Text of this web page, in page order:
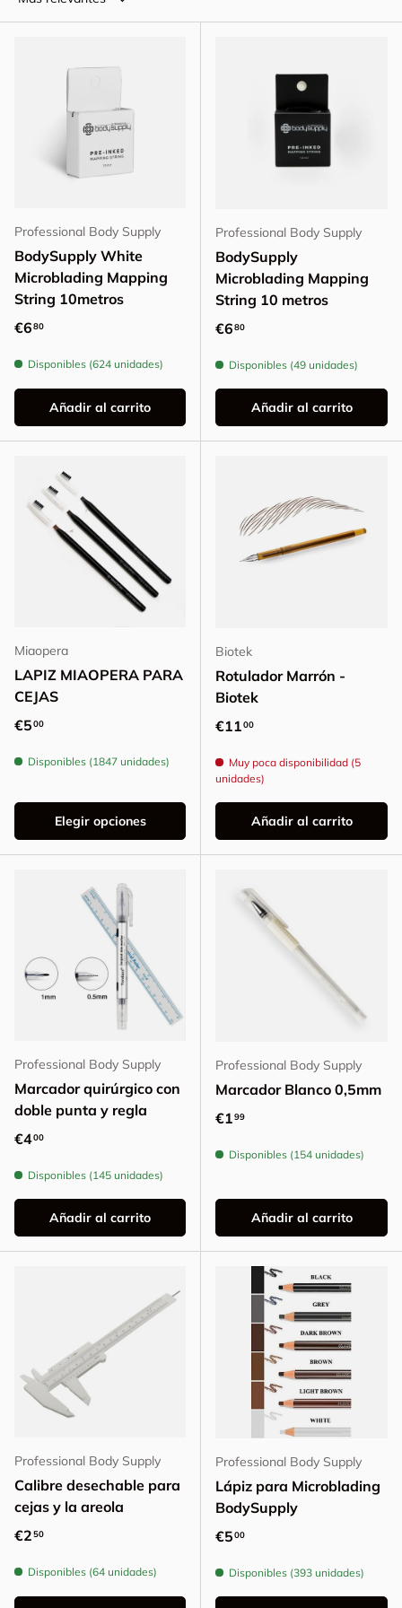
Professional Body Supply
BodySupply White
Microblading Mapping
String 10metros
Precio normal
€680
Disponibles (624 unidades)
Añadir al carrito
Professional Body Supply
BodySupply
Microblading Mapping
String 10 metros
Precio normal
€680
Disponibles (49 unidades)
Añadir al carrito
Miaopera
LAPIZ MIAOPERA PARA
CEJAS
Precio normal
€500
Disponibles (1847 unidades)
Elegir opciones
Biotek
Rotulador Marrón -
Biotek
Precio normal
€1100
Muy poca disponibilidad (5
unidades)
Añadir al carrito
Professional Body Supply
Marcador quirúrgico con
doble punta y regla
Precio normal
€400
Disponibles (145 unidades)
Añadir al carrito
Professional Body Supply
Marcador Blanco 0,5mm
Precio normal
€199
Disponibles (154 unidades)
Añadir al carrito
Professional Body Supply
Calibre desechable para
cejas y la areola
Precio normal
€250
Disponibles (64 unidades)
Professional Body Supply
Lápiz para Microblading
BodySupply
Precio normal
€500
Disponibles (393 unidades)